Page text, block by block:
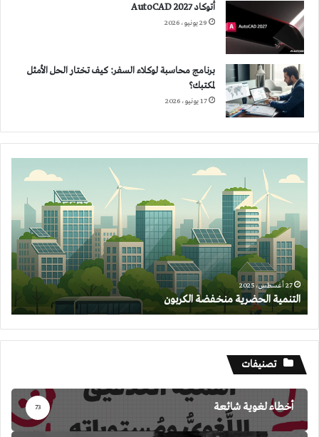
أتوكاد 2027 AutoCAD
29 يونيو، 2026
برنامج محاسبة لوكلاء السفر: كيف تختار الحل الأمثل
لمكتبك؟
17 يونيو، 2026
الحضرية
منخفضة
27 أغسطس، 2025
التنمية الحضرية منخفضة الكربون
تصنيفات
أخطاء لغوية شائعة 73